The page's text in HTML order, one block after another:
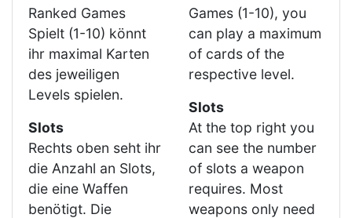
Ranked Games
Spielt (1-10) könnt
ihr maximal Karten
des jeweiligen
Levels spielen.
Slots
Rechts oben seht ihr
die Anzahl an Slots,
die eine Waffen
benötigt. Die
Games (1-10), you
can play a maximum
of cards of the
respective level.
Slots
At the top right you
can see the number
of slots a weapon
requires. Most
weapons only need